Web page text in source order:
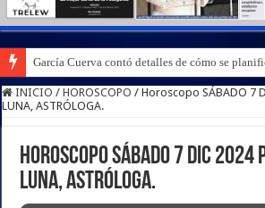
García Cuerva contó detalles de cómo se
INICIO / HOROSCOPO / Horoscopo SÁBADO 7
LUNA, ASTRÓLOGA.
Horoscopo SÁBADO 7 Dic 2024
LUNA, ASTRÓLOGA.